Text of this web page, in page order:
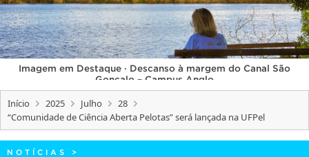
EDITAIS
INTERNACIONAL
OUVIDORIA
PORTARIAS
TELEFONES
Imagem em Destaque · Descanso à margem do Canal São
Gonçalo – Campus Anglo
Início 2025 Julho
28
“Comunidade de Ciência Aberta Pelotas” será lançada na UFPel
NOTÍCIAS >